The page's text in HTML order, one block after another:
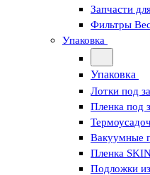
Запчасти
Фильтры
Упаковка
Упаковка
Лотки под
Пленка под
Вакуумные
Пленка
Подложки